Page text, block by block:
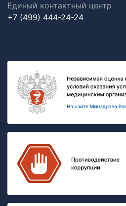
Единый контактный центр
+7 (499) 444-24-24